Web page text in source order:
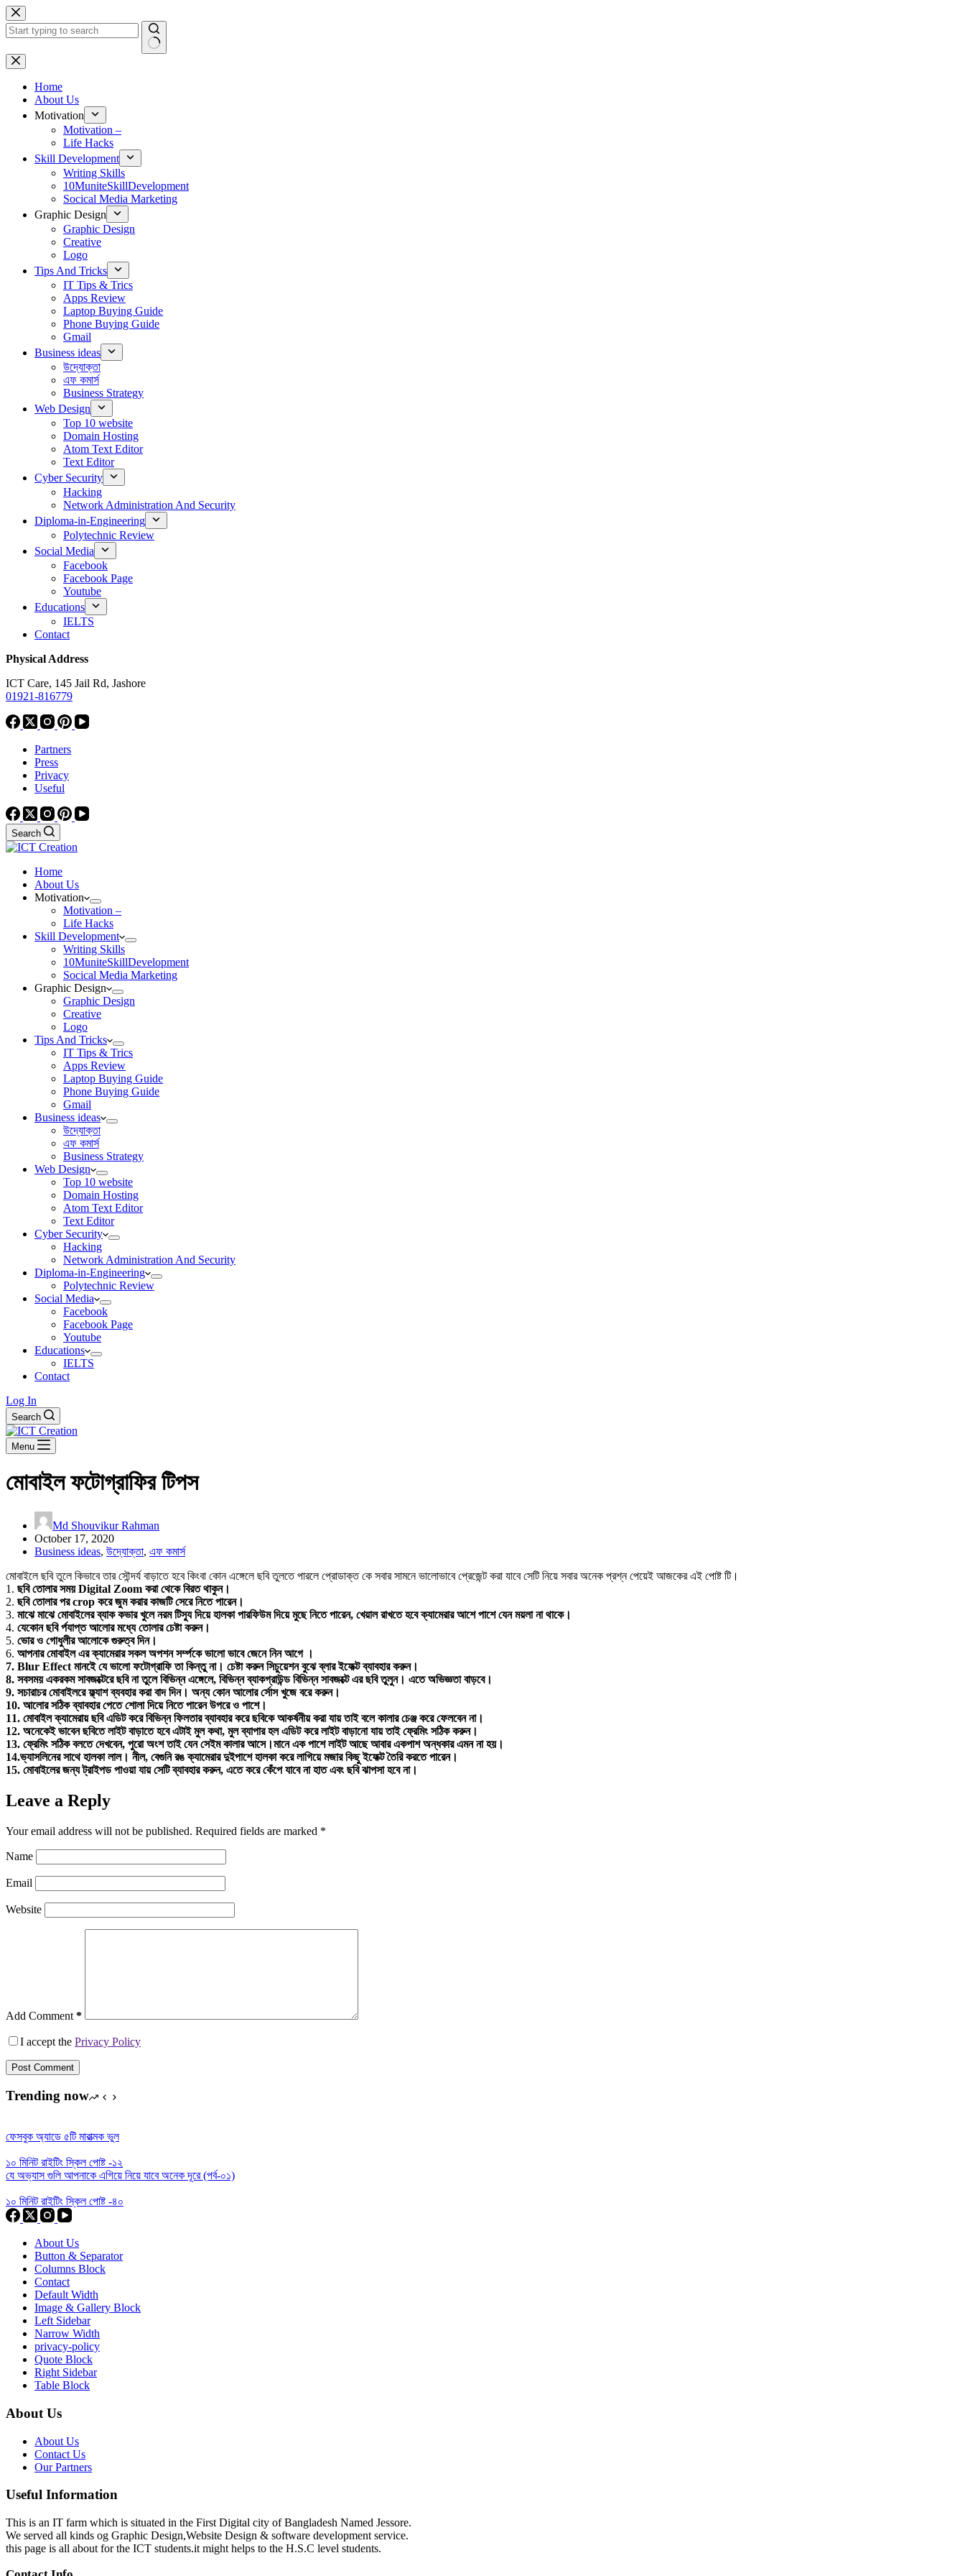
Skip
to
content
No
results
Home
About Us
Motivation
Motivation –
Life Hacks
Skill Development
Writing Skills
10MuniteSkillDevelopment
Socical Media Marketing
Graphic Design
Graphic Design
Creative
Logo
Tips And Tricks
IT Tips & Trics
Apps Review
Laptop Buying Guide
Phone Buying Guide
Gmail
Business ideas
উদ্যোক্তা
এফ কমার্স
Business Strategy
Web Design
Top 10 website
Domain Hosting
Atom Text Editor
Text Editor
Cyber Security
Hacking
Network Administration And Security
Diploma-in-Engineering
Polytechnic Review
Social Media
Facebook
Facebook Page
Youtube
Educations
IELTS
Contact
Physical Address
ICT Care, 145 Jail Rd, Jashore
01921-816779
Partners
Press
Privacy
Useful
Search
Home
About Us
Motivation
Motivation –
Life Hacks
Skill Development
Writing Skills
10MuniteSkillDevelopment
Socical Media Marketing
Graphic Design
Graphic Design
Creative
Logo
Tips And Tricks
IT Tips & Trics
Apps Review
Laptop Buying Guide
Phone Buying Guide
Gmail
Business ideas
উদ্যোক্তা
এফ কমার্স
Business Strategy
Web Design
Top 10 website
Domain Hosting
Atom Text Editor
Text Editor
Cyber Security
Hacking
Network Administration And Security
Diploma-in-Engineering
Polytechnic Review
Social Media
Facebook
Facebook Page
Youtube
Educations
IELTS
Contact
Log In
Search
Menu
মোবাইল ফটোগ্রাফির টিপস
Md Shouvikur Rahman
October 17, 2020
Business ideas, উদ্যোক্তা, এফ কমার্স
মোবাইলে ছবি তুলে কিভাবে তার সৌন্দর্য বাড়াতে হবে কিংবা কোন এঙ্গেলে ছবি তুলতে পারলে প্রোডাক্ত কে সবার সামনে ভালোভাবে প্রেজেন্ট করা যাবে সেটি নিয়ে সবার অনেক প্রশ্ন পেয়েই আজকের এই পোষ্ট টি।
1. ছবি তোলার সময় Digital Zoom করা থেকে বিরত থাকুন।
2. ছবি তোলার পর crop করে জুম করার কাজটি সেরে নিতে পারেন।
3. মাঝে মাঝে মোবাইলের ব্যাক কভার খুলে নরম টিস্যু দিয়ে হালকা পারফিউম দিয়ে মুছে নিতে পারেন, খেয়াল রাখতে হবে ক্যামেরার আশে পাশে যেন ময়লা না থাকে।
4. যেকোন ছবি র্পযাপ্ত আলোর মধ্যে তোলার চেষ্টা করুন।
5. ভোর ও গোধুলীর আলোকে গুরুত্ব দিন।
6. আপনার মোবাইল এর ক্যামেরার সকল অপশন সর্ম্পকে ভালো ভাবে জেনে নিন আগে ।
7. Blur Effect মানইে যে ভালো ফটোগ্রাফি তা কিন্তু না। চেষ্টা করুন সিচুয়েশন বুঝে ব্লার ইফেক্ট ব্যাবহার করুন।
8. সবসময় একরকম সাবজক্টেরে ছবি না তুলে বিভিন্ন এঙ্গেলে, বিভিন্ন ব্যাকগ্রাউন্ড বিভিন্ন সাবজক্টে এর ছবি তুলুন। এতে অভিজ্ঞতা বাড়বে।
9. সচারাচর মোবাইলরে ফ্ল্যাশ ব্যবহার করা বাদ দিন। অন্য কোন আলোর র্সোস খুজে বরে করুন।
10. আলোর সঠিক ব্যাবহার পেতে শোলা দিয়ে নিতে পারেন উপরে ও পাশে।
11. মোবাইল ক্যামেরায় ছবি এডিট করে বিভিন্ন ফিলতার ব্যাবহার করে ছবিকে আকর্ষনীয় করা যায় তাই বলে কালার চেঞ্জ করে ফেলবেন না।
12. অনেকেই ভাবেন ছবিতে লাইট বাড়াতে হবে এটাই মুল কথা, মুল ব্যাপার হল এডিট করে লাইট বাড়ানো যায় তাই ফ্রেমিং সঠিক করুন।
13. ফ্রেমিং সঠিক বলতে দেখবেন, পুরো অংশ তাই যেন সেইম কালার আসে।মানে এক পাশে লাইট আছে আবার একপাশ অন্ধকার এমন না হয়।
14.ভ্যাসলিনের সাথে হালকা লাল। নীল, বেগুনি রঙ ক্যামেরার দুইপাশে হালকা করে লাগিয়ে মজার কিছু ইফেক্ট তৈরি করতে পারেন।
15. মোবাইলের জন্য ট্রাইপড পাওয়া যায় সেটি ব্যাবহার করুন, এতে করে কেঁপে যাবে না হাত এবং ছবি ঝাপসা হবে না।
Leave a Reply
Your email address will not be published. Required fields are marked *
Name
Email
Website
Add Comment *
I accept the Privacy Policy
Post Comment
Trending now
ফেসবুক অ্যাডে ৫টি মারাত্মক ভুল
১০ মিনিট রাইটিং স্কিল পোষ্ট -১২
যে অভ্যাস গুলি আপনাকে এগিয়ে নিয়ে যাবে অনেক দূরে (পর্ব-০১)
১০ মিনিট রাইটিং স্কিল পোষ্ট -৪০
About Us
Button & Separator
Columns Block
Contact
Default Width
Image & Gallery Block
Left Sidebar
Narrow Width
privacy-policy
Quote Block
Right Sidebar
Table Block
About Us
About Us
Contact Us
Our Partners
Useful Information
This is an IT farm which is situated in the First Digital city of Bangladesh Named Jessore.
We served all kinds og Graphic Design,Website Design & software development service.
this page is all about for the ICT students.it might helps to the H.S.C level students.